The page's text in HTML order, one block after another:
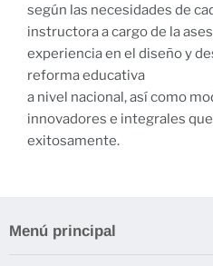
según las necesidades de
instructora a cargo de la
experiencia en el diseño y
reforma educativa
a nivel nacional, así como
innovadores e integrales
exitosamente.
Menú principal